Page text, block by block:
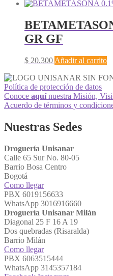
GR GF
$ 20.300 Añadir al carrito
Política de protección de datos
Conoce aquínuestra Misión,
Acuerdo de términos y
Nuestras Sedes
Droguería Unisanar
Calle 65 Sur No. 80-05
Barrio Bosa Centro
Bogotá
Como llegar
PBX 6019156633
WhatsApp 3016916660
Droguería Unisanar Milán
Diagonal 25 F 16 A 19
Dos quebradas (Risaralda)
Barrio Milán
Como llegar
PBX 6063515444
WhatsApp 3145357184